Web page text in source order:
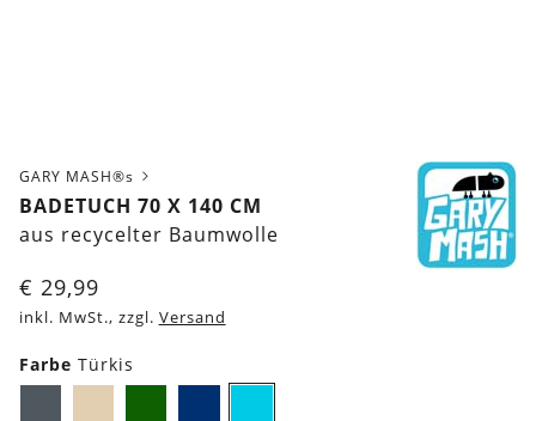
GARY MASH®s
BADETUCH 70 X 140 CM
aus recycelter Baumwolle
€ 29,99
inkl. MwSt., zzgl. Versand
Farbe Türkis